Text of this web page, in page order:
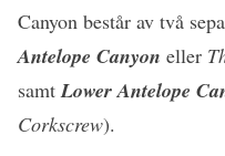
Canyon består av två
Antelope Canyon eller
samtLower Antelope
Corkscrew).